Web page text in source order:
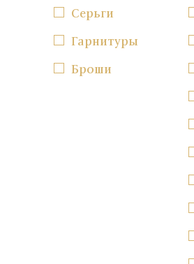
Серьги
Гарнитуры
Броши